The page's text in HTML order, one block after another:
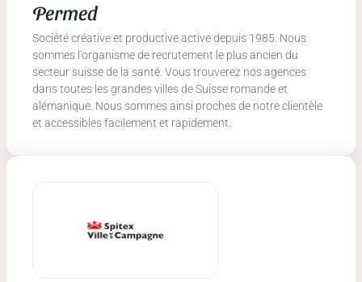
Permed
Société créative et productive active depuis 1985. Nous
sommes l'organisme de recrutement le plus ancien du
secteur suisse de la santé. Vous trouverez nos agences
dans toutes les grandes villes de Suisse romande et
alémanique. Nous sommes ainsi proches de notre clientèle
et accessibles facilement et rapidement.